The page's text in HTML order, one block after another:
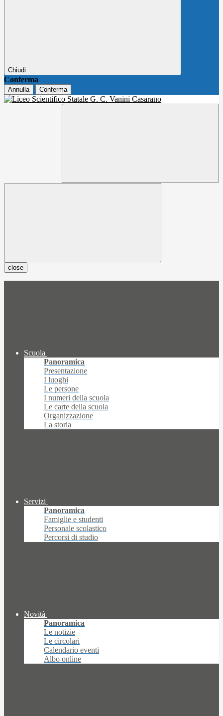
Chiudi
Conferma
Annulla Conferma
close
Scuola
Panoramica
Presentazione
I luoghi
Le persone
I numeri della scuola
Le carte della scuola
Organizzazione
La storia
Servizi
Panoramica
Famiglie e studenti
Personale scolastico
Percorsi di studio
Novità
Panoramica
Le notizie
Le circolari
Calendario eventi
Albo online